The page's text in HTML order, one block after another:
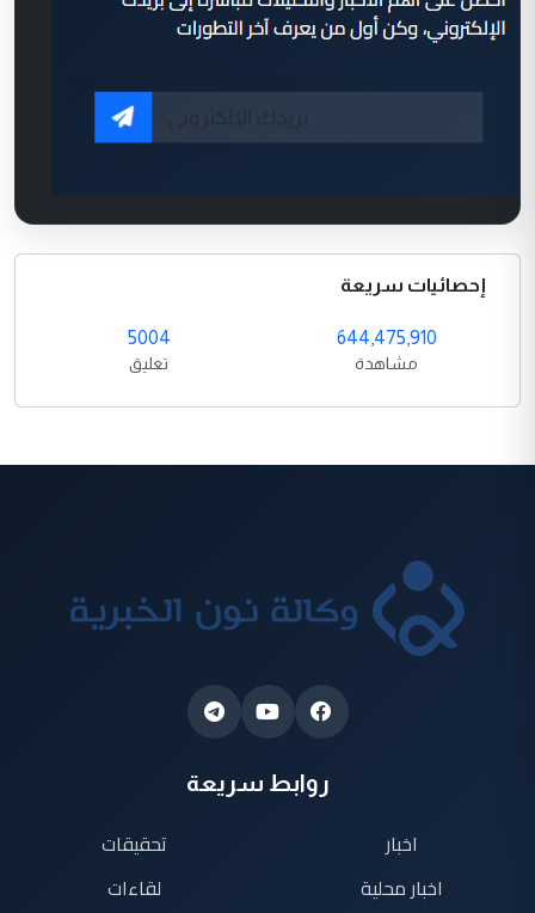
إحصائيات سريعة
644,475,910
مشاهدة
5004
تعليق
روابط سريعة
اخبار
اخبار محلية
تحقيقات
لقاءات